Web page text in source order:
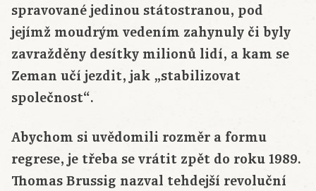
spravované jedinou státostranou, pod
jejímž moudrým vedením zahynuly či byly
zavražděny desítky milionů lidí, a kam se
Zeman učí jezdit, jak „stabilizovat
společnost“.
Abychom si uvědomili rozměr a formu
regrese, je třeba se vrátit zpět do roku 1989.
Thomas Brussig nazval tehdejší revoluční